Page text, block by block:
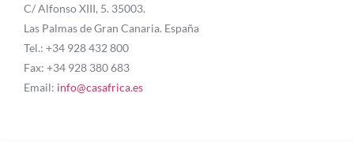
C/ Alfonso XIII, 5. 35003.
Las Palmas de Gran Canaria. España
Tel.: +34 928 432 800
Fax: +34 928 380 683
Email: info@casafrica.es